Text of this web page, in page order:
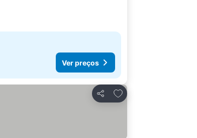
Ver preços
Partilhar
Adicionar aos favoritos